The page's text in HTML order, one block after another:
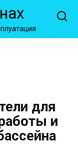
для
и